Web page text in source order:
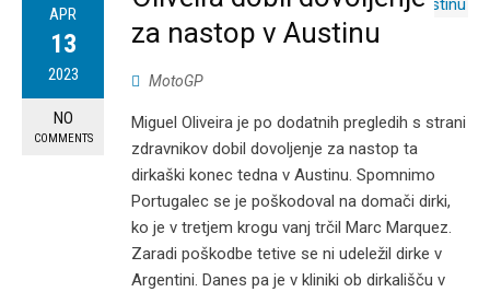
APR
13
2023
NO
COMMENTS
za nastop v Austinu
MotoGP
Miguel Oliveira je po dodatnih pregledih s strani
zdravnikov dobil dovoljenje za nastop ta
dirkaški konec tedna v Austinu. Spomnimo
Portugalec se je poškodoval na domači dirki,
ko je v tretjem krogu vanj trčil Marc Marquez.
Zaradi poškodbe tetive se ni udeležil dirke v
Argentini. Danes pa je v kliniki ob dirkališču v